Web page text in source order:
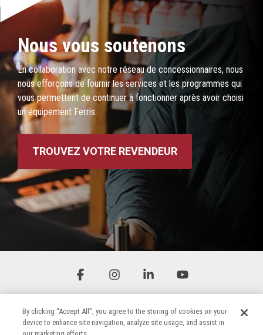
Nous vous soutenons
En collaboration avec notre réseau de concessionnaires, nous
nous efforçons de fournir les services et les programmes qui
vous permettent de continuer à fonctionner après avoir choisi
un équipement Ferris.
TROUVEZ VOTRE REVENDEUR
FacebookInstagramLinkedin
By clicking “Accept All”, you agree to the storing of cookies on your
device to enhance site navigation, analyze site usage, and assist in